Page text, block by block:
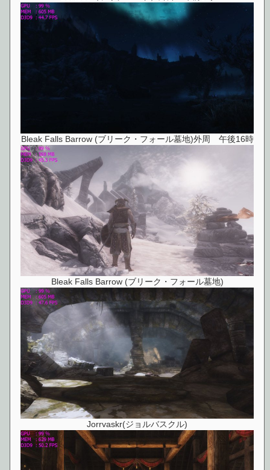
Bleak Falls Barrow (ブリーク・フォール墓地)外周 午後16時
Bleak Falls Barrow (ブリーク・フォール墓地)
Jorrvaskr(ジョルバスクル)